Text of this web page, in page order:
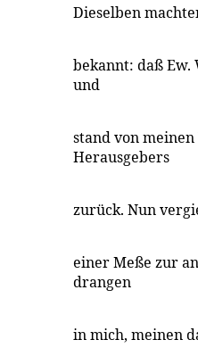
Dieselben
bekannt: daß Ew.
und
stand von
Herausgebers
zurück. Nun
einer Meße zur
drangen
in mich, meinen